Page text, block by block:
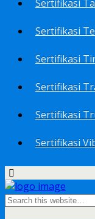
Sertifikasi
Sertifikasi
Sertifikasi
Sertifikasi
Sertifikasi